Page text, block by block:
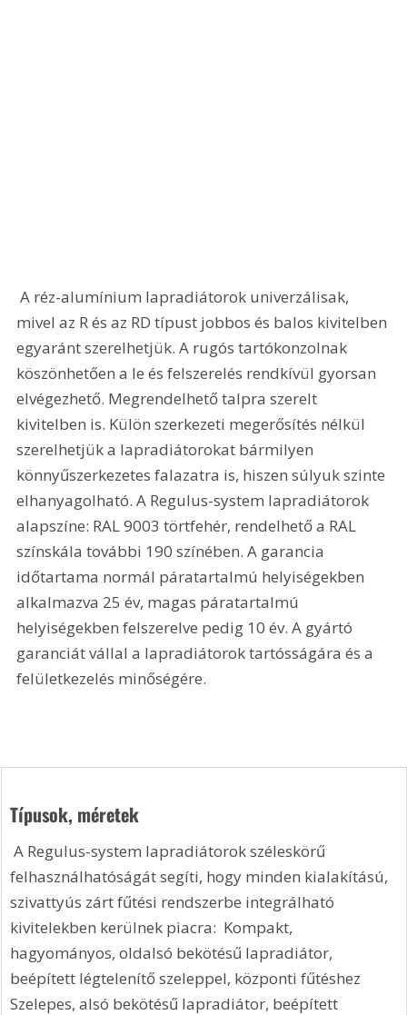
A réz-alumínium lapradiátorok univerzálisak,
mivel az R és az RD típust jobbos és balos kivitelben
egyaránt szerelhetjük. A rugós tartókonzolnak
köszönhetően a le és felszerelés rendkívül gyorsan
elvégezhető. Megrendelhető talpra szerelt
kivitelben is. Külön szerkezeti megerősítés nélkül
szerelhetjük a lapradiátorokat bármilyen
könnyűszerkezetes falazatra is, hiszen súlyuk szinte
elhanyagolható. A Regulus-system lapradiátorok
alapszíne: RAL 9003 törtfehér, rendelhető a RAL
színskála további 190 színében. A garancia
időtartama normál páratartalmú helyiségekben
alkalmazva 25 év, magas páratartalmú
helyiségekben felszerelve pedig 10 év. A gyártó
garanciát vállal a lapradiátorok tartósságára és a
felületkezelés minőségére.
Típusok, méretek
A Regulus-system lapradiátorok széleskörű
felhasználhatóságát segíti, hogy minden kialakítású,
szivattyús zárt fűtési rendszerbe integrálható
kivitelekben kerülnek piacra:  Kompakt,
hagyományos, oldalsó bekötésű lapradiátor,
beépített légtelenítő szeleppel, központi fűtéshez 
Szelepes, alsó bekötésű lapradiátor, beépített